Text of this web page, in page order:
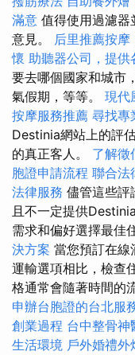
滿意 值得使用過濾器
意見。 后里推薦按摩
懷 助聽器公司，提
要去哪個國家和城市
氣假期，等等。 現代
按摩服務推薦 尋找專
Destinia網站上的評
的真正客人。 了解徵
胞證申請流程 聯合法
法律服務 儘管這些評
且不一定提供
需求和偏好選擇最佳
決方案 當您預訂在線
運輸選項相比，檢查
格通常會隨著時間的
申辦台胞證的台北服
創業過程 台中整骨神
生活環境 戶外婚禮外